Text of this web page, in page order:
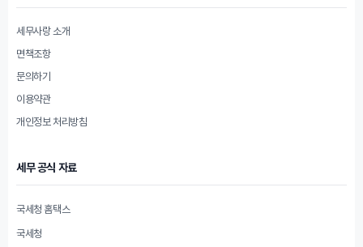
세무사랑 소개
면책조항
문의하기
이용약관
개인정보 처리방침
세무 공식 자료
국세청 홈택스
국세청